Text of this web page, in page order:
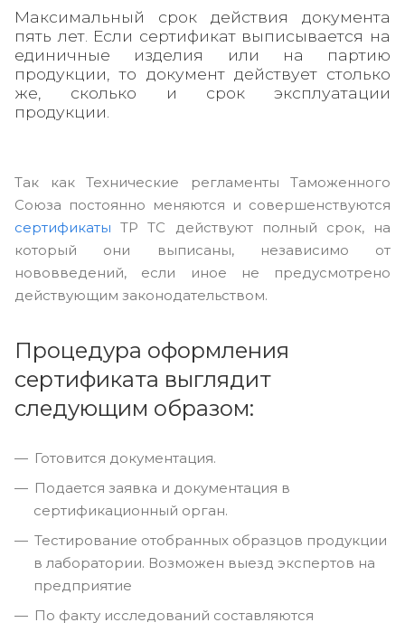
Максимальный срок действия документа
пять лет. Если сертификат выписывается на
единичные изделия или на партию
продукции, то документ действует столько
же, сколько и срок эксплуатации
продукции.
Так как Технические регламенты Таможенного
Союза постоянно меняются и совершенствуются
сертификаты ТР ТС действуют полный срок, на
который они выписаны, независимо от
нововведений, если иное не предусмотрено
действующим законодательством.
Процедура оформления
сертификата выглядит
следующим образом:
Готовится документация.
Подается заявка и документация в
сертификационный орган.
Тестирование отобранных образцов продукции
в лаборатории. Возможен выезд экспертов на
предприятие
По факту исследований составляются